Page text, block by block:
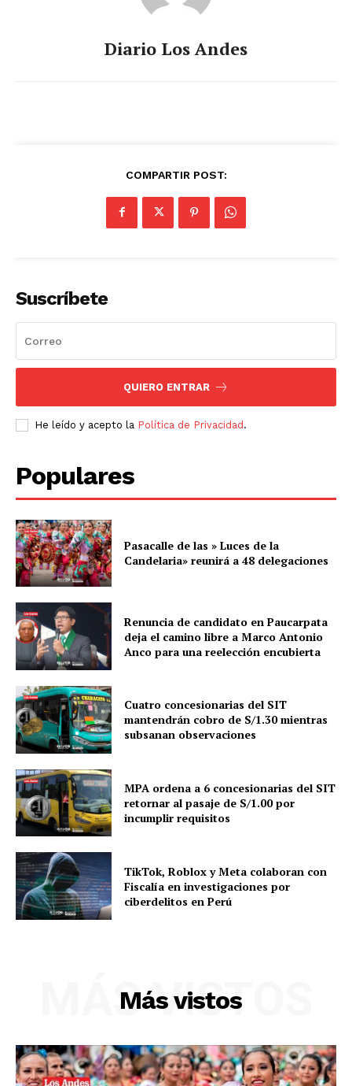
Diario Los Andes
COMPARTIR POST:
Suscríbete
QUIERO ENTRAR
He leído y acepto la Política de Privacidad.
Populares
Pasacalle de las » Luces de la
Candelaria» reunirá a 48 delegaciones
Renuncia de candidato en Paucarpata
deja el camino libre a Marco Antonio
Anco para una reelección encubierta
Cuatro concesionarias del SIT
mantendrán cobro de S/1.30 mientras
subsanan observaciones
MPA ordena a 6 concesionarias del SIT
retornar al pasaje de S/1.00 por
incumplir requisitos
TikTok, Roblox y Meta colaboran con
Fiscalía en investigaciones por
ciberdelitos en Perú
Más vistos
MÁS VISTOS